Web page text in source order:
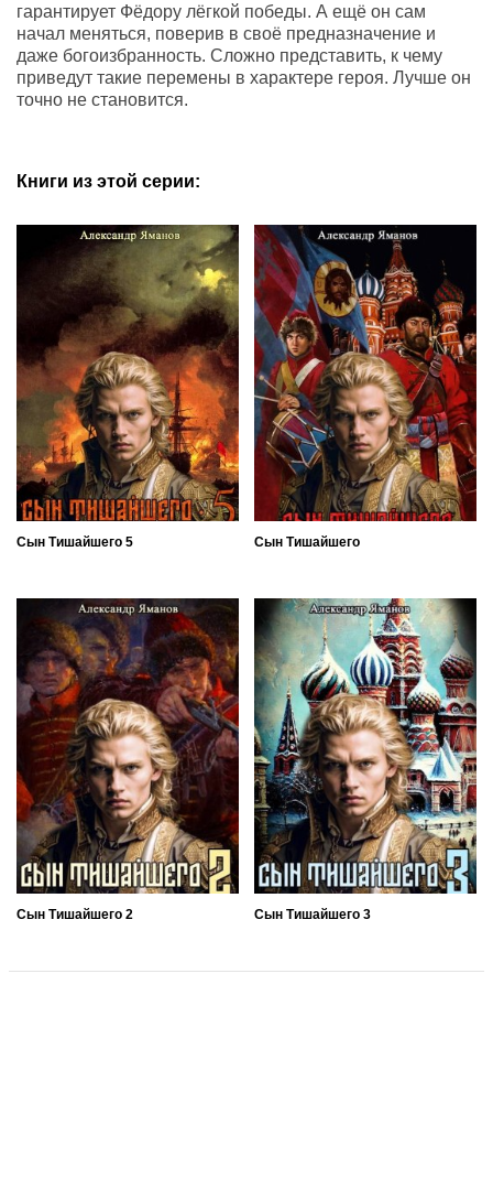
гарантирует Фёдору лёгкой победы. А ещё он сам
начал меняться, поверив в своё предназначение и
даже богоизбранность. Сложно представить, к чему
приведут такие перемены в характере героя. Лучше он
точно не становится.
Книги из этой серии:
Сын Тишайшего 5 Сын Тишайшего
Сын Тишайшего 2 Сын Тишайшего 3